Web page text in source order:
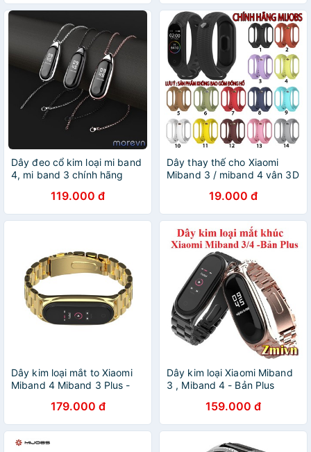
Dây đeo cổ kim loại mi band
4, mi band 3 chính hãng
miband 4, miband 3 kim loại
119.000 đ
Dây thay thế cho Xiaomi
Miband 3 / miband 4 vân 3D
19.000 đ
Dây kim loại mắt to Xiaomi
Miband 4 Miband 3 Plus -
179.000 đ
Dây kim loại Xiaomi Miband
3 , Miband 4 - Bản Plus
159.000 đ